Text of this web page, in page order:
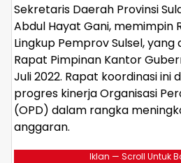
Sekretaris Daerah Provinsi
Abdul Hayat Gani, memimpin
Lingkup Pemprov Sulsel, yang
Rapat Pimpinan Kantor
Juli 2022. Rapat koordinasi ini
progres kinerja Organisasi
(OPD) dalam rangka
anggaran.
Iklan — Scroll Untuk